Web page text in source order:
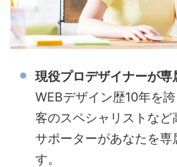
現役プロデザイナーが専
WEBデザイン歴10年を
客のスペシャリストな
サポーターがあなたを専
す。